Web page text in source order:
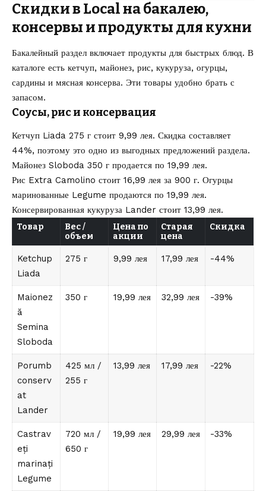
Скидки в Local на бакалею,
консервы и продукты для кухни
Бакалейный раздел включает продукты для быстрых блюд. В
каталоге есть кетчуп, майонез, рис, кукуруза, огурцы,
сардины и мясная консерва. Эти товары удобно брать с
запасом.
Соусы, рис и консервация
Кетчуп Liada 275 г стоит 9,99 лея. Скидка составляет
44%, поэтому это одно из выгодных предложений раздела.
Майонез Sloboda 350 г продается по 19,99 лея.
Рис Extra Camolino стоит 16,99 лея за 900 г. Огурцы
маринованные Legume продаются по 19,99 лея.
Консервированная кукуруза Lander стоит 13,99 лея.
Товар
Вес /
объем
Цена по
акции
Старая
цена
Скидка
Ketchup
Liada
275 г 9,99 лея 17,99 лея -44%
Maionez
ă
Semina
Sloboda
350 г 19,99 лея 32,99 лея -39%
Porumb
conserv
at
Lander
425 мл /
255 г
13,99 лея 17,99 лея -22%
Castrav
eți
marinați
Legume
720 мл /
650 г
19,99 лея 29,99 лея -33%